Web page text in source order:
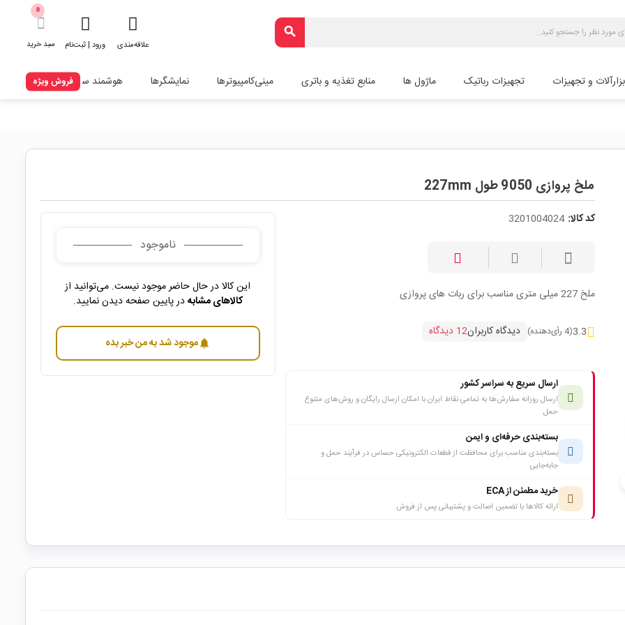
search
علاقه‌مندی ورود | ثبت‌نام
0
سبد خرید
و تجهیزات تجهیزات رباتیک ماژول ها منابع تغذیه و باتری مینی‌کامپیوترها نمایشگرها هوشمند سازیفروش ویژه
ملخ پروازی 9050 طول 227mm
کد کالا: 3201004024
ملخ 227 میلی متری مناسب برای ربات های پروازی
3.3(4 رأی‌دهنده) دیدگاه کاربران12 دیدگاه
ارسال سریع به سراسر کشور
ارسال روزانه سفارش‌ها به تمامی نقاط ایران با امکان ارسال رایگان و روش‌های متنوع
حمل
بسته‌بندی حرفه‌ای و ایمن
بسته‌بندی مناسب برای محافظت از قطعات الکترونیکی حساس در فرآیند حمل و
جابه‌جایی
خرید مطمئن از ECA
ارائه کالاها با تضمین اصالت و پشتیبانی پس از فروش
ناموجود
این کالا در حال حاضر موجود نیست. می‌توانید از
کالاهای مشابهدر پایین صفحه دیدن نمایید.
notificationsموجود شد به من خبر بده